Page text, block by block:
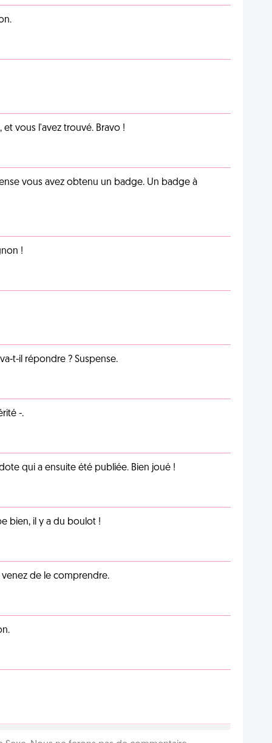
vous l'avez trouvé. Bravo !
vous avez obtenu un badge. Un badge à
!
t-il répondre ? Suspense.
-.
qui a ensuite été publiée. Bien joué !
bien, il y a du boulot !
de le comprendre.